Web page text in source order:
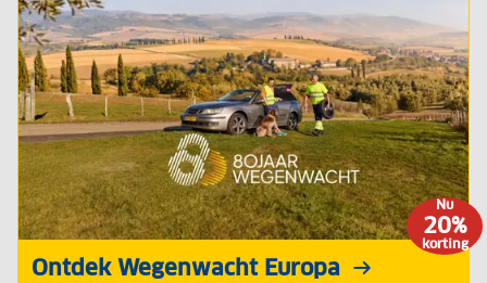
Nu
20%
korting
Ontdek Wegenwacht Europa